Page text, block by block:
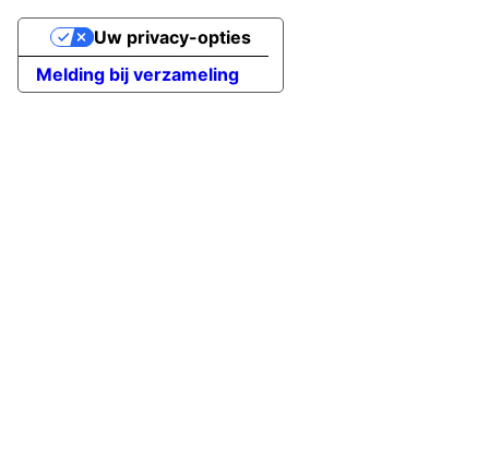
Melding bij verzameling
Uw privacy-opties